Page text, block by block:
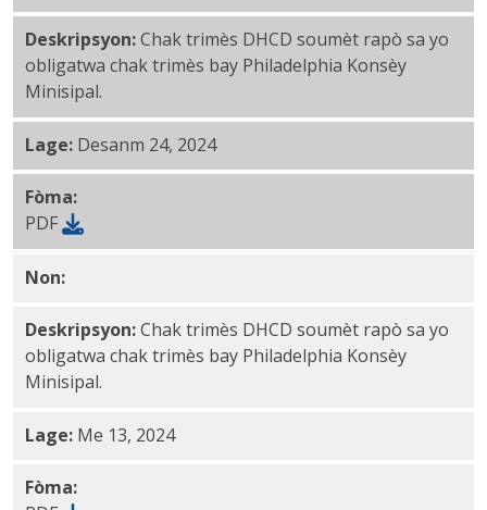
Deskripsyon:Chak trimès DHCD soumèt rapò sa yo
obligatwa chak trimès bay Philadelphia Konsèy
Minisipal.
Lage: Desanm 24, 2024
Fòma:
PDF
Non:1029AA Ane 49 2nd Trimès PDF
Deskripsyon:Chak trimès DHCD soumèt rapò sa yo
obligatwa chak trimès bay Philadelphia Konsèy
Minisipal.
Lage: Me 13, 2024
Fòma: